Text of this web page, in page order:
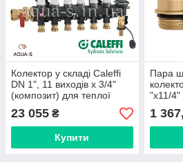
Колектор у складі Caleffi
DN 1", 11 виходів x 3/4"
(композит) для теплої
23 055 ₴
Купити
Пара
"x11/4"
1